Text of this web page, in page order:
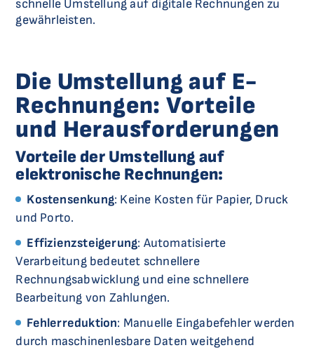
schnelle Umstellung auf digitale Rechnungen zu
gewährleisten.
Die Umstellung auf E-
Rechnungen: Vorteile
und Herausforderungen
Vorteile der Umstellung auf
elektronische Rechnungen:
Kostensenkung: Keine Kosten für Papier, Druck
und Porto.
Effizienzsteigerung: Automatisierte
Verarbeitung bedeutet schnellere
Rechnungsabwicklung und eine schnellere
Bearbeitung von Zahlungen.
Fehlerreduktion: Manuelle Eingabefehler werden
durch maschinenlesbare Daten weitgehend